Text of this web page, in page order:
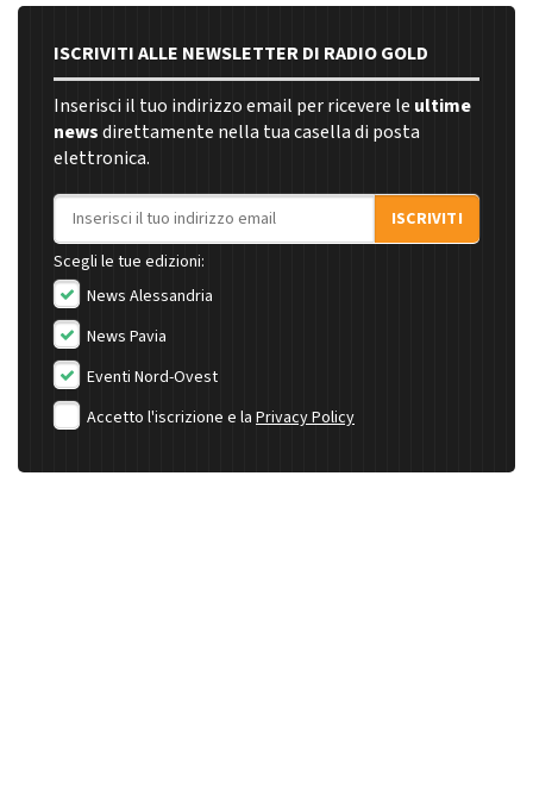
ISCRIVITI ALLE NEWSLETTER DI RADIO GOLD
Inserisci il tuo indirizzo email per ricevere le ultime
newsdirettamente nella tua casella di posta
elettronica.
Indirizzo email
ISCRIVITI
Scegli le tue edizioni:
News Alessandria
News Pavia
Eventi Nord-Ovest
Accetto l'iscrizione e la Privacy Policy